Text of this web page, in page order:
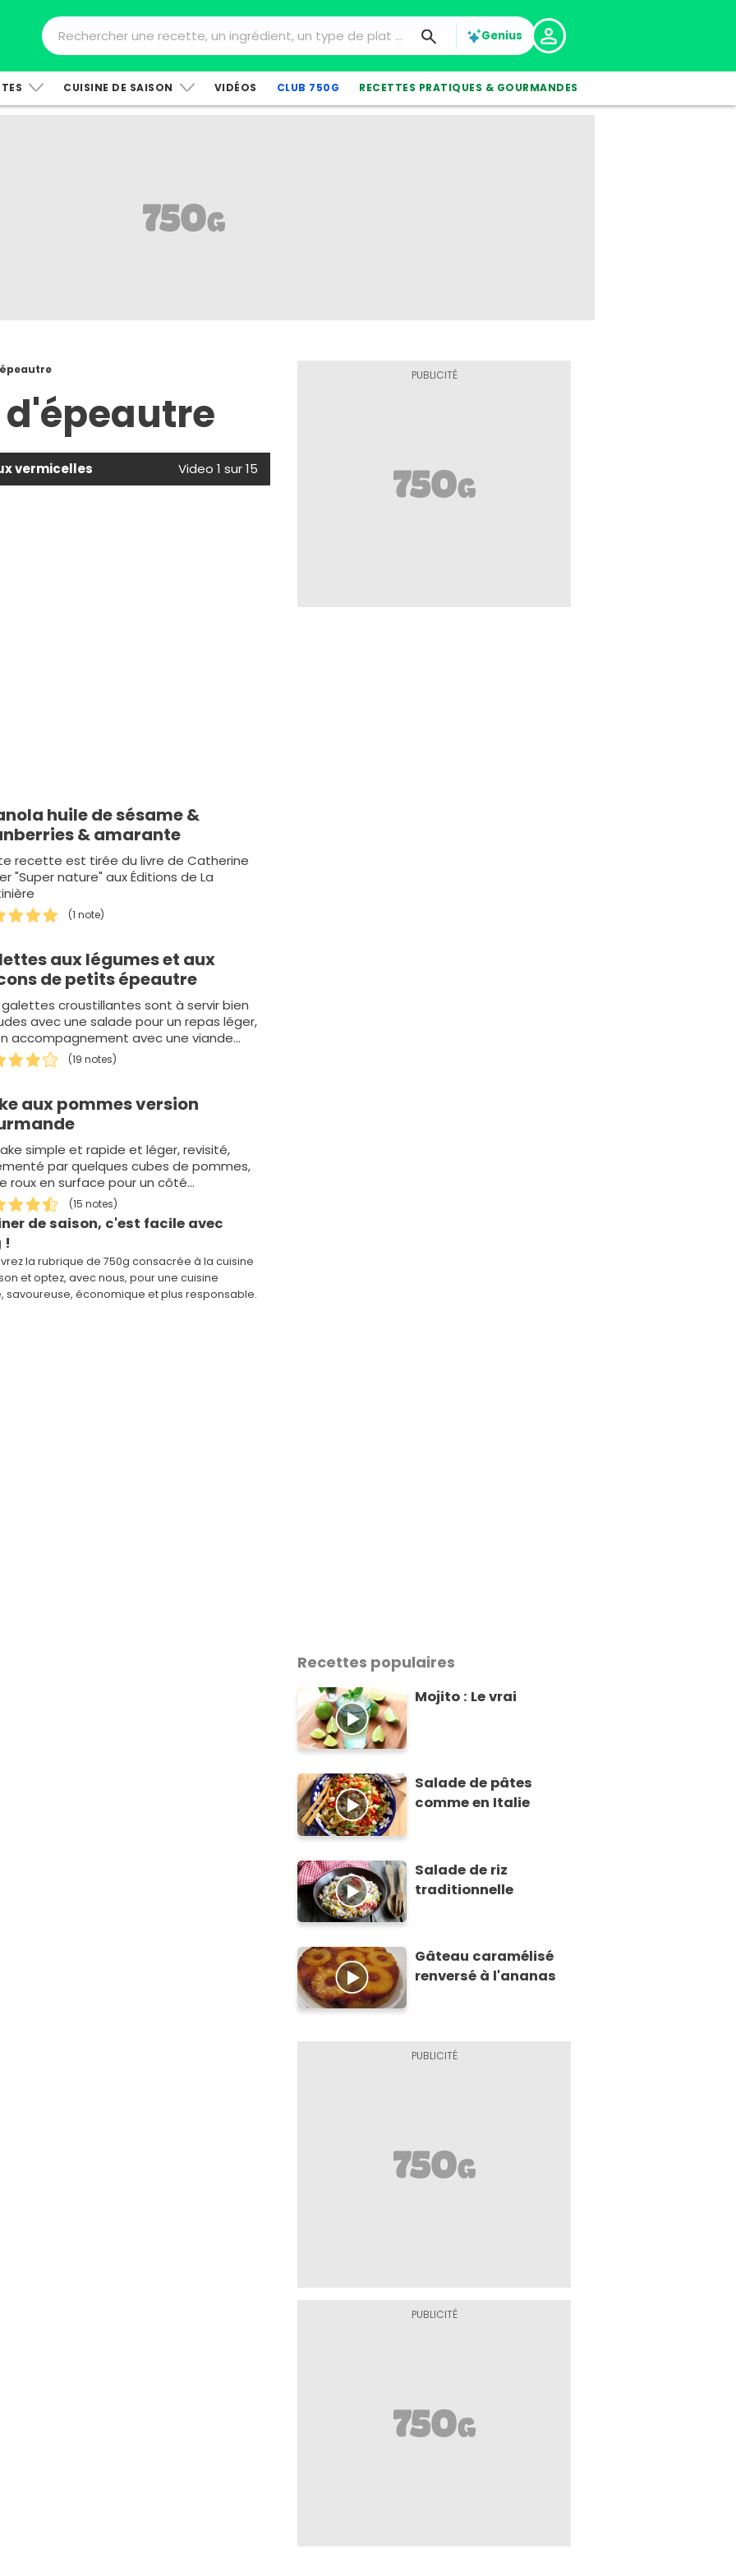
Genius
CUISINE DE SAISON VIDÉOS CLUB 750G RECETTES PRATIQUES & GOURMANDES
d'épeautre
vermicelles Video 1 sur 15
huile de sésame &
& amarante
recette est tirée du livre de Catherine
"Super nature" aux Éditions de La
(1 note)
aux légumes et aux
de petits épeautre
croustillantes sont à servir bien
avec une salade pour un repas léger,
accompagnement avec une viande
un repas plus complet.
(19 notes)
aux pommes version
simple et rapide et léger, revisité,
par quelques cubes de pommes,
roux en surface pour un côté
et quelques flocons d'épeautre
(15 notes)
de saison, c'est facile avec
!
la rubrique de 750g consacrée à la cuisine
et optez, avec nous, pour une cuisine
savoureuse, économique et plus responsable.
Recettes populaires
Mojito : Le vrai
Salade de pâtes
comme en Italie
Salade de riz
traditionnelle
Gâteau caramélisé
renversé à l'ananas